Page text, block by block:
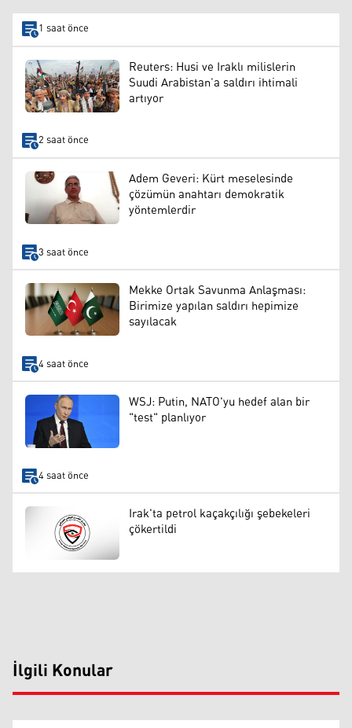
1 saat önce
Reuters: Husi ve Iraklı milislerin
Suudi Arabistan’a saldırı ihtimali
artıyor
2 saat önce
Adem Geveri: Kürt meselesinde
çözümün anahtarı demokratik
yöntemlerdir
3 saat önce
Mekke Ortak Savunma Anlaşması:
Birimize yapılan saldırı hepimize
sayılacak
4 saat önce
WSJ: Putin, NATO'yu hedef alan bir
"test" planlıyor
4 saat önce
Irak'ta petrol kaçakçılığı şebekeleri
çökertildi
İlgili Konular